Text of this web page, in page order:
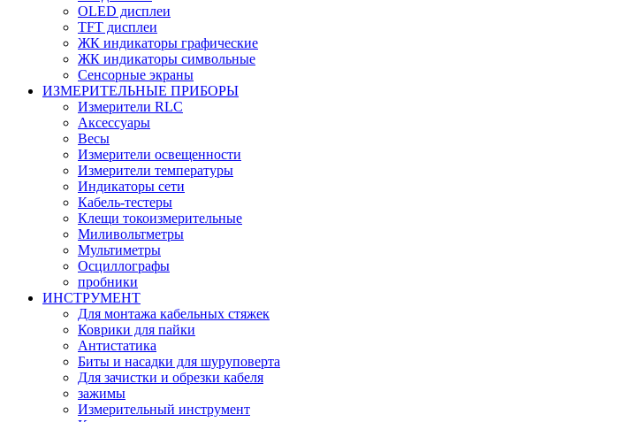
OLED дисплеи
TFT дисплеи
ЖК индикаторы графические
ЖК индикаторы символьные
Сенсорные экраны
ИЗМЕРИТЕЛЬНЫЕ ПРИБОРЫ
Измерители RLC
Аксессуары
Весы
Измерители освещенности
Измерители температуры
Индикаторы сети
Кабель-тестеры
Клещи токоизмерительные
Миливольтметры
Мультиметры
Осциллографы
пробники
ИНСТРУМЕНТ
Для монтажа кабельных стяжек
Коврики для пайки
Антистатика
Биты и насадки для шуруповерта
Для зачистки и обрезки кабеля
зажимы
Измерительный инструмент